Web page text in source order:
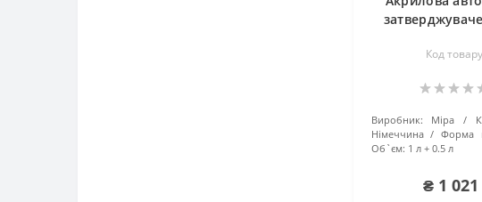
Код
Виробник: Mipa
Німеччина
Форма
Об`єм: 1 л + 0.5 л
₴ 1